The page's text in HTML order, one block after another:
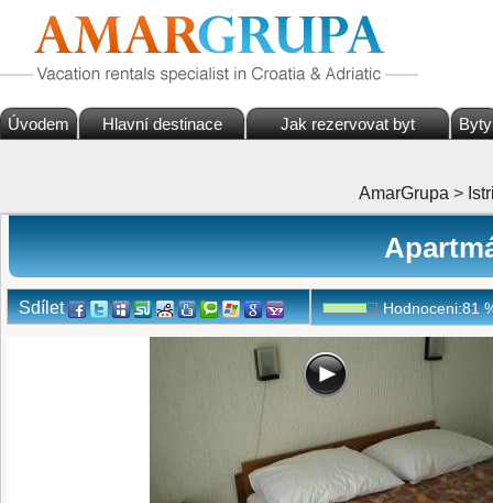
Úvodem Hlavní destinace Jak rezervovat byt Byty
AmarGrupa >
Sdílet Hodnoceni:81